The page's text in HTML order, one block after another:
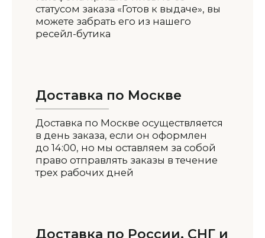
статусом заказа «Готов к выдаче», вы
можете забрать его из нашего
ресейл-бутика
Доставка по Москве
Доставка по Москве осуществляется
в день заказа, если он оформлен
до 14:00, но мы оставляем за собой
право отправлять заказы в течение
трех рабочих дней
Доставка по России, СНГ и